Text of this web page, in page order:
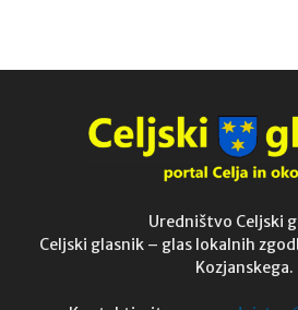
Uredništvo Celjski
Celjski glasnik – glas lokalnih
Kozjanskega.